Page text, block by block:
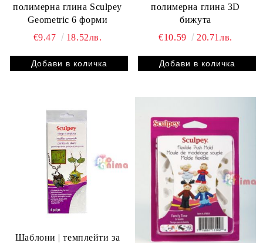
полимерна глина Sculpey
Geometric 6 форми
€9.47
18.52лв.
полимерна глина 3D
бижута
€10.59
20.71лв.
Шаблони | темплейти за